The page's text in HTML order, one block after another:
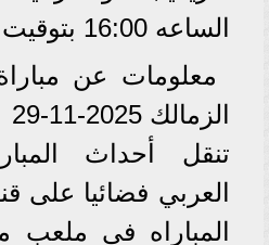
الساعه 16:00 بتوقيت مصر.
معلومات عن
الزمالك 2025-11-29
تنقل أحداث
العربي فضائيا على
المباراه في ملعب